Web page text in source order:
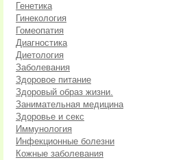
Генетика
Гинекология
Гомеопатия
Диагностика
Диетология
Заболевания
Здоровое питание
Здоровый образ жизни.
Занимательная медицина
Здоровье и секс
Иммунология
Инфекционные болезни
Кожные заболевания